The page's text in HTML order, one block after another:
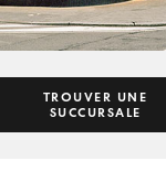
TROUVER UNE
SUCCURSALE